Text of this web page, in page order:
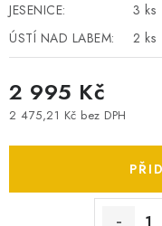
PŘÍSLUŠENSTVÍ
DOPRAVA ZDARMA
KONTAKTY
VÝMĚNA AUTOBATERIE
OCHRANA OSOBNÍCH
JESENICE:
3 ks
ÚSTÍ NAD LABEM:
2 ks
2 995 Kč
2 475,21 Kč bez DPH